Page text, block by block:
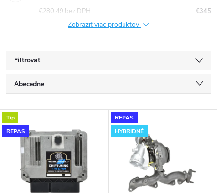
€345
€280,49 bez DPH
Zobraziť viac produktov
Filtrovať
R
a
d
Abecedne
Najdrahšie
Najpredávanejšie
V
ý
Tip
REPAS
REPAS
HYBRIDNÉ